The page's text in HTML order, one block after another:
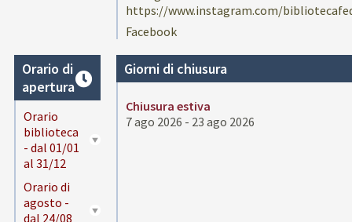
https://www.instagram.com/
Facebook
Orario di
apertura
Orario
biblioteca
- dal 01/01
al 31/12
Orario di
agosto -
dal 24/08
Giorni di chiusura
Chiusura estiva
7 ago 2026 - 23 ago 2026